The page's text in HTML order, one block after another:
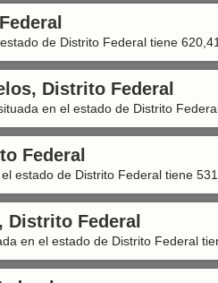
de Distrito Federal tiene
Distrito Federal
en el estado de Distrito
Federal
estado de Distrito Federal tiene
Distrito Federal
en el estado de Distrito Federal